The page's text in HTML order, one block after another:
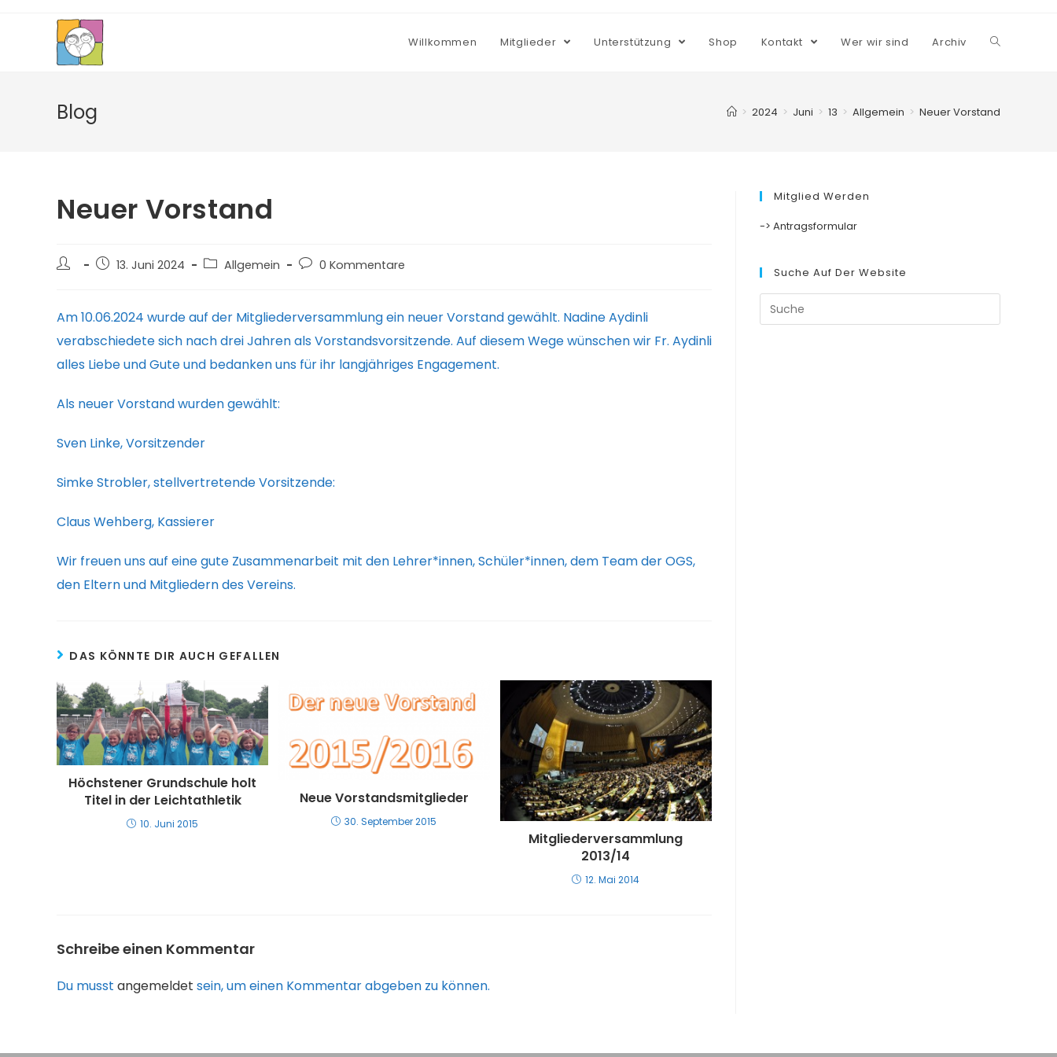
Willkommen Mitglieder Unterstützung Shop Kontakt Wer wir sind Archiv
Blog > 2024 > Juni > 13 > Allgemein > Neuer Vorstand
Neuer Vorstand
Beitrags-Beitrag13. Juni 2024
Beitrags-
Allgemein
Beitrags-
0 Kommentare
Am 10.06.2024 wurde auf der Mitgliederversammlung ein neuer Vorstand gewählt. Nadine Aydinli
verabschiedete sich nach drei Jahren als Vorstandsvorsitzende. Auf diesem Wege wünschen wir Fr. Aydinli
alles Liebe und Gute und bedanken uns für ihr langjähriges Engagement.
Als neuer Vorstand wurden gewählt:
Sven Linke, Vorsitzender
Simke Strobler, stellvertretende Vorsitzende:
Claus Wehberg, Kassierer
Wir freuen uns auf eine gute Zusammenarbeit mit den Lehrer*innen, Schüler*innen, dem Team der OGS,
den Eltern und Mitgliedern des Vereins.
DAS KÖNNTE DIR AUCH GEFALLEN
Höchstener Grundschule holt
Titel in der Leichtathletik
10. Juni 2015
Neue Vorstandsmitglieder
30. September 2015
Mitgliederversammlung
2013/14
12. Mai 2014
Schreibe einen Kommentar
Du musst angemeldet sein, um einen Kommentar abgeben zu können.
Mitglied Werden
-> Antragsformular
Suche Auf Der Website
Suche
nach: